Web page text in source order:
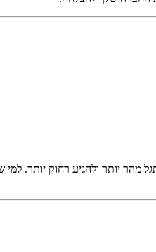
יותר ולהגיע רחוק יותר.